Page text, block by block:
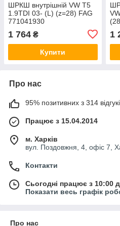
ШРКШ внутрішній VW T5
1.9TDI 03- (L) (z=28) FAG
771041930
1 764 ₴
Купити
1
Про нас
95% позитивних з 314
Працює з 15.04.2014
м. Харків
вул. Поздовжня, 4, офіс 7,
Контакти
Сьогодні працює з 10:00
Показати весь графік
Про нас